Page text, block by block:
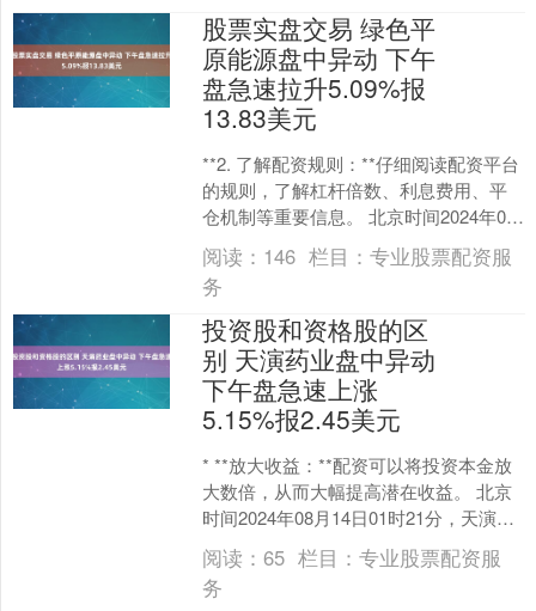
股票实盘交易 绿色平
原能源盘中异动 下午
盘急速拉升5.09%报
13.83美元
**2. 了解配资规则：**仔细阅读配资平台
的规则，了解杠杆倍数、利息费用、平
仓机制等重要信息。 北京时间2024年08
月14日01时36分，绿色平原能源（GP....
阅读： 146 栏目：专业股票配资服
务
投资股和资格股的区
别 天演药业盘中异动
下午盘急速上涨
5.15%报2.45美元
* **放大收益：**配资可以将投资本金放
大数倍，从而大幅提高潜在收益。 北京
时间2024年08月14日01时21分，天演药
业（ADAG.us）股票出现异动，股....
阅读：65 栏目：专业股票配资服
务